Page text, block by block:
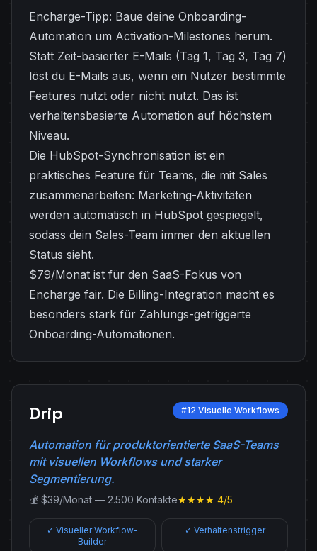
Encharge-Tipp: Baue deine Onboarding-
Automation um Activation-Milestones herum.
Statt Zeit-basierter E-Mails (Tag 1, Tag 3, Tag 7)
löst du E-Mails aus, wenn ein Nutzer bestimmte
Features nutzt oder nicht nutzt. Das ist
verhaltensbasierte Automation auf höchstem
Niveau.
Die HubSpot-Synchronisation ist ein
praktisches Feature für Teams, die mit Sales
zusammenarbeiten: Marketing-Aktivitäten
werden automatisch in HubSpot gespiegelt,
sodass dein Sales-Team immer den aktuellen
Status sieht.
$79/Monat ist für den SaaS-Fokus von
Encharge fair. Die Billing-Integration macht es
besonders stark für Zahlungs-getriggerte
Onboarding-Automationen.
Drip #12 Visuelle Workflows
Automation für produktorientierte SaaS-Teams
mit visuellen Workflows und starker
Segmentierung.
💰 $39/Monat — 2.500 Kontakte★★★★ 4/5
✓ Visueller Workflow-
Builder
✓ Verhaltenstrigger